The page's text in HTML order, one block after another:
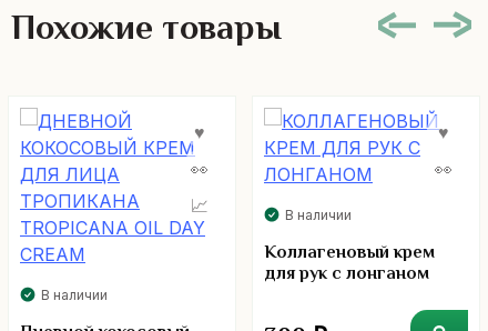
Похожие товары
В наличии
В наличии
Коллагеновый крем
для рук с лонганом